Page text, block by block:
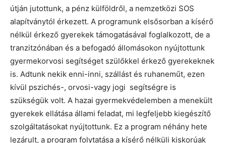
útján jutottunk, a pénz külföldről, a nemzetközi SOS
alapítványtól érkezett. A programunk elsősorban a kísérő
nélkül érkező gyerekek támogatásával foglalkozott, de a
tranzitzónában és a befogadó állomásokon nyújtottunk
gyermekorvosi segítséget szülőkkel érkező gyerekeknek
is. Adtunk nekik enni-inni, szállást és ruhaneműt, ezen
kívül pszichés-, orvosi-vagy jogi segítségre is
szükségük volt. A hazai gyermekvédelemben a menekült
gyerekek ellátása állami feladat, mi legfeljebb kiegészítő
szolgáltatásokat nyújtottunk. Ez a program néhány hete
lezárult, a program folytatása a kísérő nélküli kiskorúak